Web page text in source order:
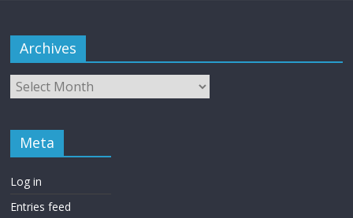
Archives
Meta
Log in
Entries feed